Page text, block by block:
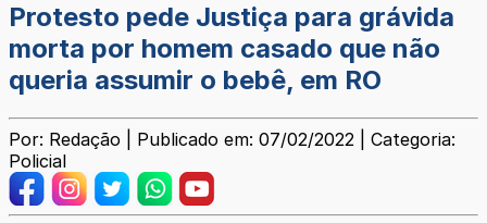
Protesto pede Justiça para grávida
morta por homem casado que não
queria assumir o bebê, em RO
Por: Redação | Publicado em: 07/02/2022 | Categoria:
Policial